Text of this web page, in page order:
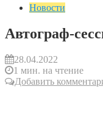
Новости
Автограф-
28.04.2022
1 мин. на чтение
Добавить